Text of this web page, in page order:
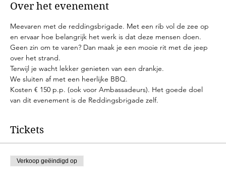
Over het evenement
Meevaren met de reddingsbrigade. Met een rib vol de zee op
en ervaar hoe belangrijk het werk is dat deze mensen doen.
Geen zin om te varen? Dan maak je een mooie rit met de jeep
over het strand.
Terwijl je wacht lekker genieten van een drankje.
We sluiten af met een heerlijke BBQ.
Kosten € 150 p.p. (ook voor Ambassadeurs). Het goede doel
van dit evenement is de Reddingsbrigade zelf.
Tickets
Verkoop geëindigd op